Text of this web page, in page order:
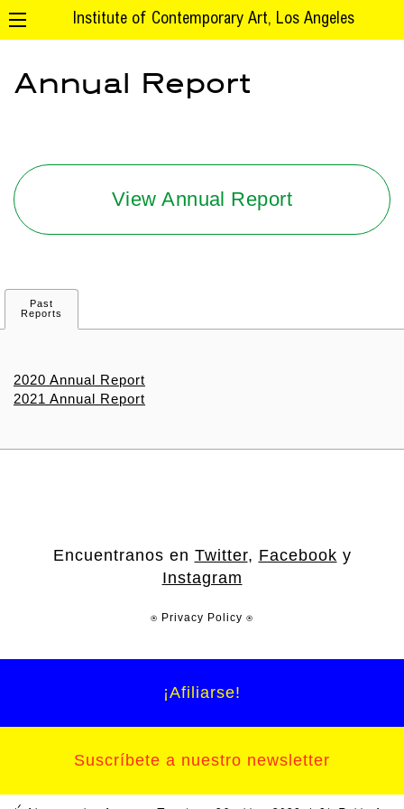
Institute of Contemporary Art, Los Angeles
Annual Report
View Annual Report
Past
Reports
2020 Annual Report
2021 Annual Report
Encuentranos en Twitter, Facebook y
Instagram
⍟ Privacy Policy ⍟
¡Afiliarse!
Suscríbete a nuestro newsletter